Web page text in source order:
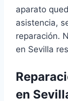
aparato
asistencia,
reparación.
en Sevilla
en